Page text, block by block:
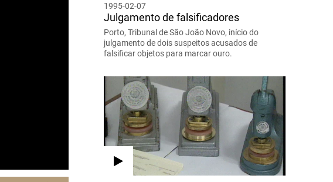
1995-02-07
Julgamento de falsificadores
Porto, Tribunal de São João Novo, início do
julgamento de dois suspeitos acusados de
falsificar objetos para marcar ouro.